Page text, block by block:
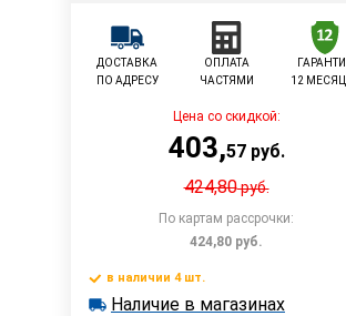
ДОСТАВКА
ПО АДРЕСУ
ОПЛАТА
ЧАСТЯМИ
12
Цена со скидкой:
403,57руб.
424,80руб.
По картам рассрочки:
424,80 руб.
В корзину
в наличии 4 шт.
в наличии 4 шт.
Наличие в магазинах